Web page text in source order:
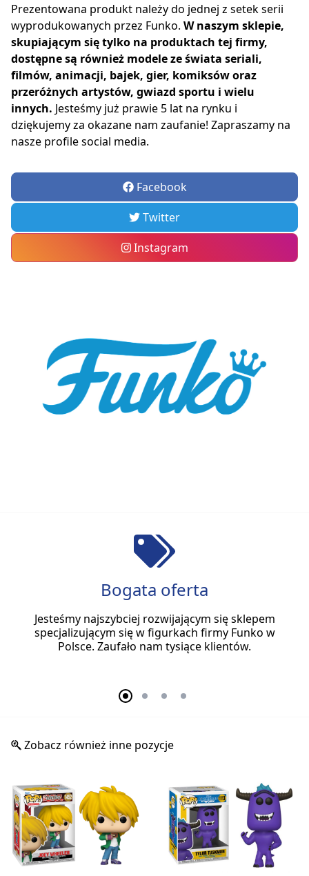
Prezentowana produkt należy do jednej z setek serii
wyprodukowanych przez Funko. W naszym sklepie,
skupiającym się tylko na produktach tej firmy,
dostępne są również modele ze świata seriali,
filmów, animacji, bajek, gier, komiksów oraz
przeróżnych artystów, gwiazd sportu i wielu
innych. Jesteśmy już prawie 5 lat na rynku i
dziękujemy za okazane nam zaufanie! Zapraszamy na
nasze profile social media.
Facebook
Twitter
Instagram
Bogata oferta
Jesteśmy najszybciej rozwijającym się sklepem
specjalizującym się w figurkach firmy Funko w
Polsce. Zaufało nam tysiące klientów.
Zobacz również inne pozycje